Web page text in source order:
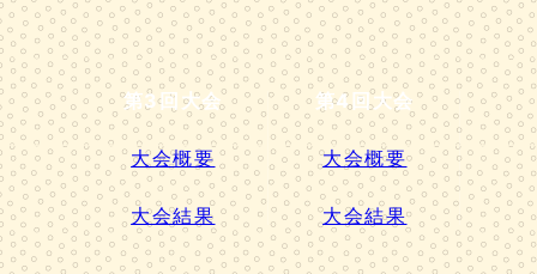
第3回大会
大会概要
大会結果
第4回大会
大会概要
大会結果